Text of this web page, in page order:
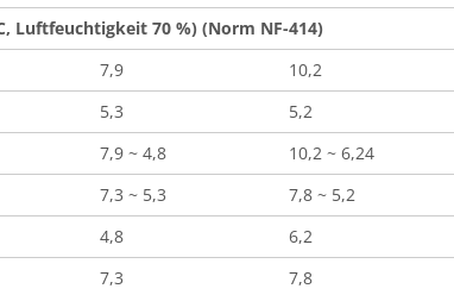
Luftfeuchtigkeit 70 %) (Norm NF-414)
7,9 10,2
5,3 5,2
7,9 ~ 4,8 10,2 ~ 6,24
7,3 ~ 5,3 7,8 ~ 5,2
4,8 6,2
7,3 7,8